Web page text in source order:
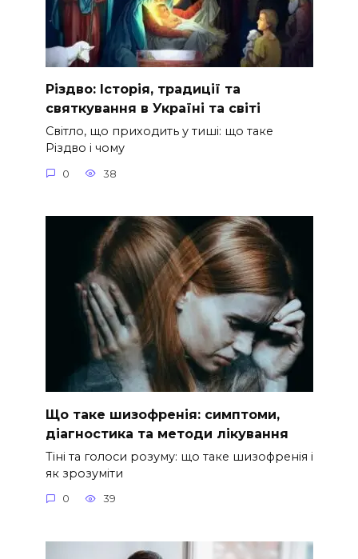
Різдво: Історія, традиції та
святкування в Україні та світі
Світло, що приходить у тиші: що таке
Різдво і чому
0 38
Що таке шизофренія: симптоми,
діагностика та методи лікування
Тіні та голоси розуму: що таке шизофренія і
як зрозуміти
0 39